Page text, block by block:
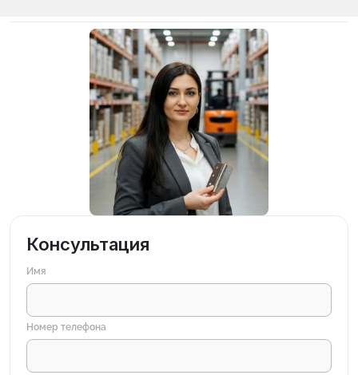
Консультация
Имя
Номер телефона